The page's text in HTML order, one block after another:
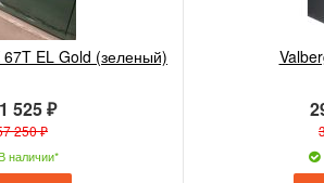
67T EL Gold (зеленый)
525 ₽
250 ₽
В наличии*